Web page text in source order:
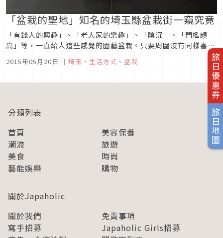
旅日優惠券
旅日地圖
「盆栽的聖地」知名的埼玉縣盆栽街一窺究竟
「有錢人的興趣」、「老人家的樂趣」、「陰沉」、「門檻頗
高」等，一直給人這些感覺的園藝盆栽。只要周圍沒有同樣喜好
的人，就很難有見到的機會。但是知道嗎？就算到現在仍舊處於
稀有的盆栽藝術，事實上在埼玉縣就有一個盛產盆栽藝術的地
方，在這裡介紹給您。■ 埼玉縣存在著「盆栽街」埼玉縣說小不
2015年05月20日 ｜ 埼玉 、 生活方式 、 盆栽
分類列表
首頁
美容保養
潮流
旅遊
美食
時尚
藝能娛樂
購物
關於Japaholic
關於我們
免責事項
寫手招募
Japaholic Girls招募